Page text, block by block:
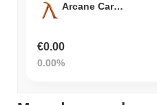
Arcane Cards
€0.00
0.00%